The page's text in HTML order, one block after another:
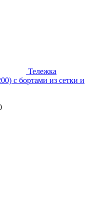
Тележка
с бортами из сетки и